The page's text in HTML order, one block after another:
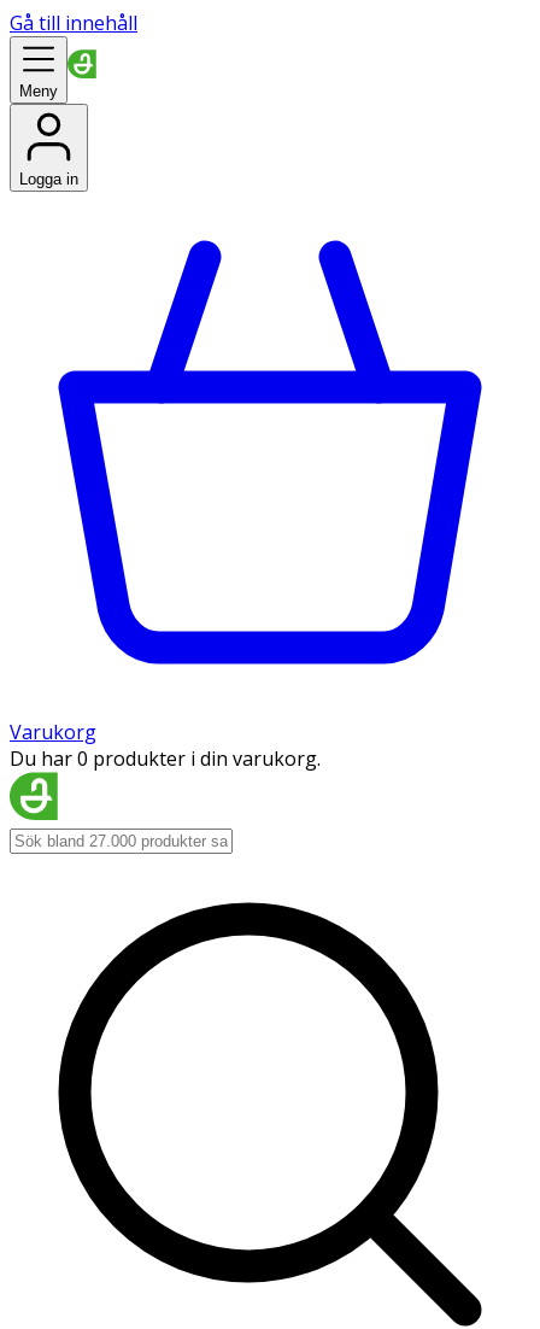
Gå till innehåll
Meny
Logga in
Varukorg
Du har 0 produkter i din varukorg.